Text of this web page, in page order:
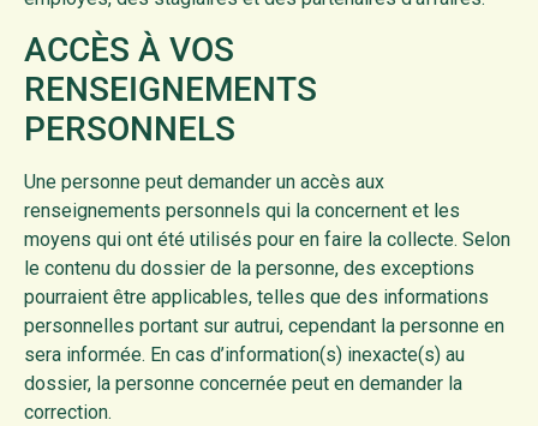
ACCÈS À VOS
RENSEIGNEMENTS
PERSONNELS
Une personne peut demander un accès aux
renseignements personnels qui la concernent et les
moyens qui ont été utilisés pour en faire la collecte. Selon
le contenu du dossier de la personne, des exceptions
pourraient être applicables, telles que des informations
personnelles portant sur autrui, cependant la personne en
sera informée. En cas d’information(s) inexacte(s) au
dossier, la personne concernée peut en demander la
correction.